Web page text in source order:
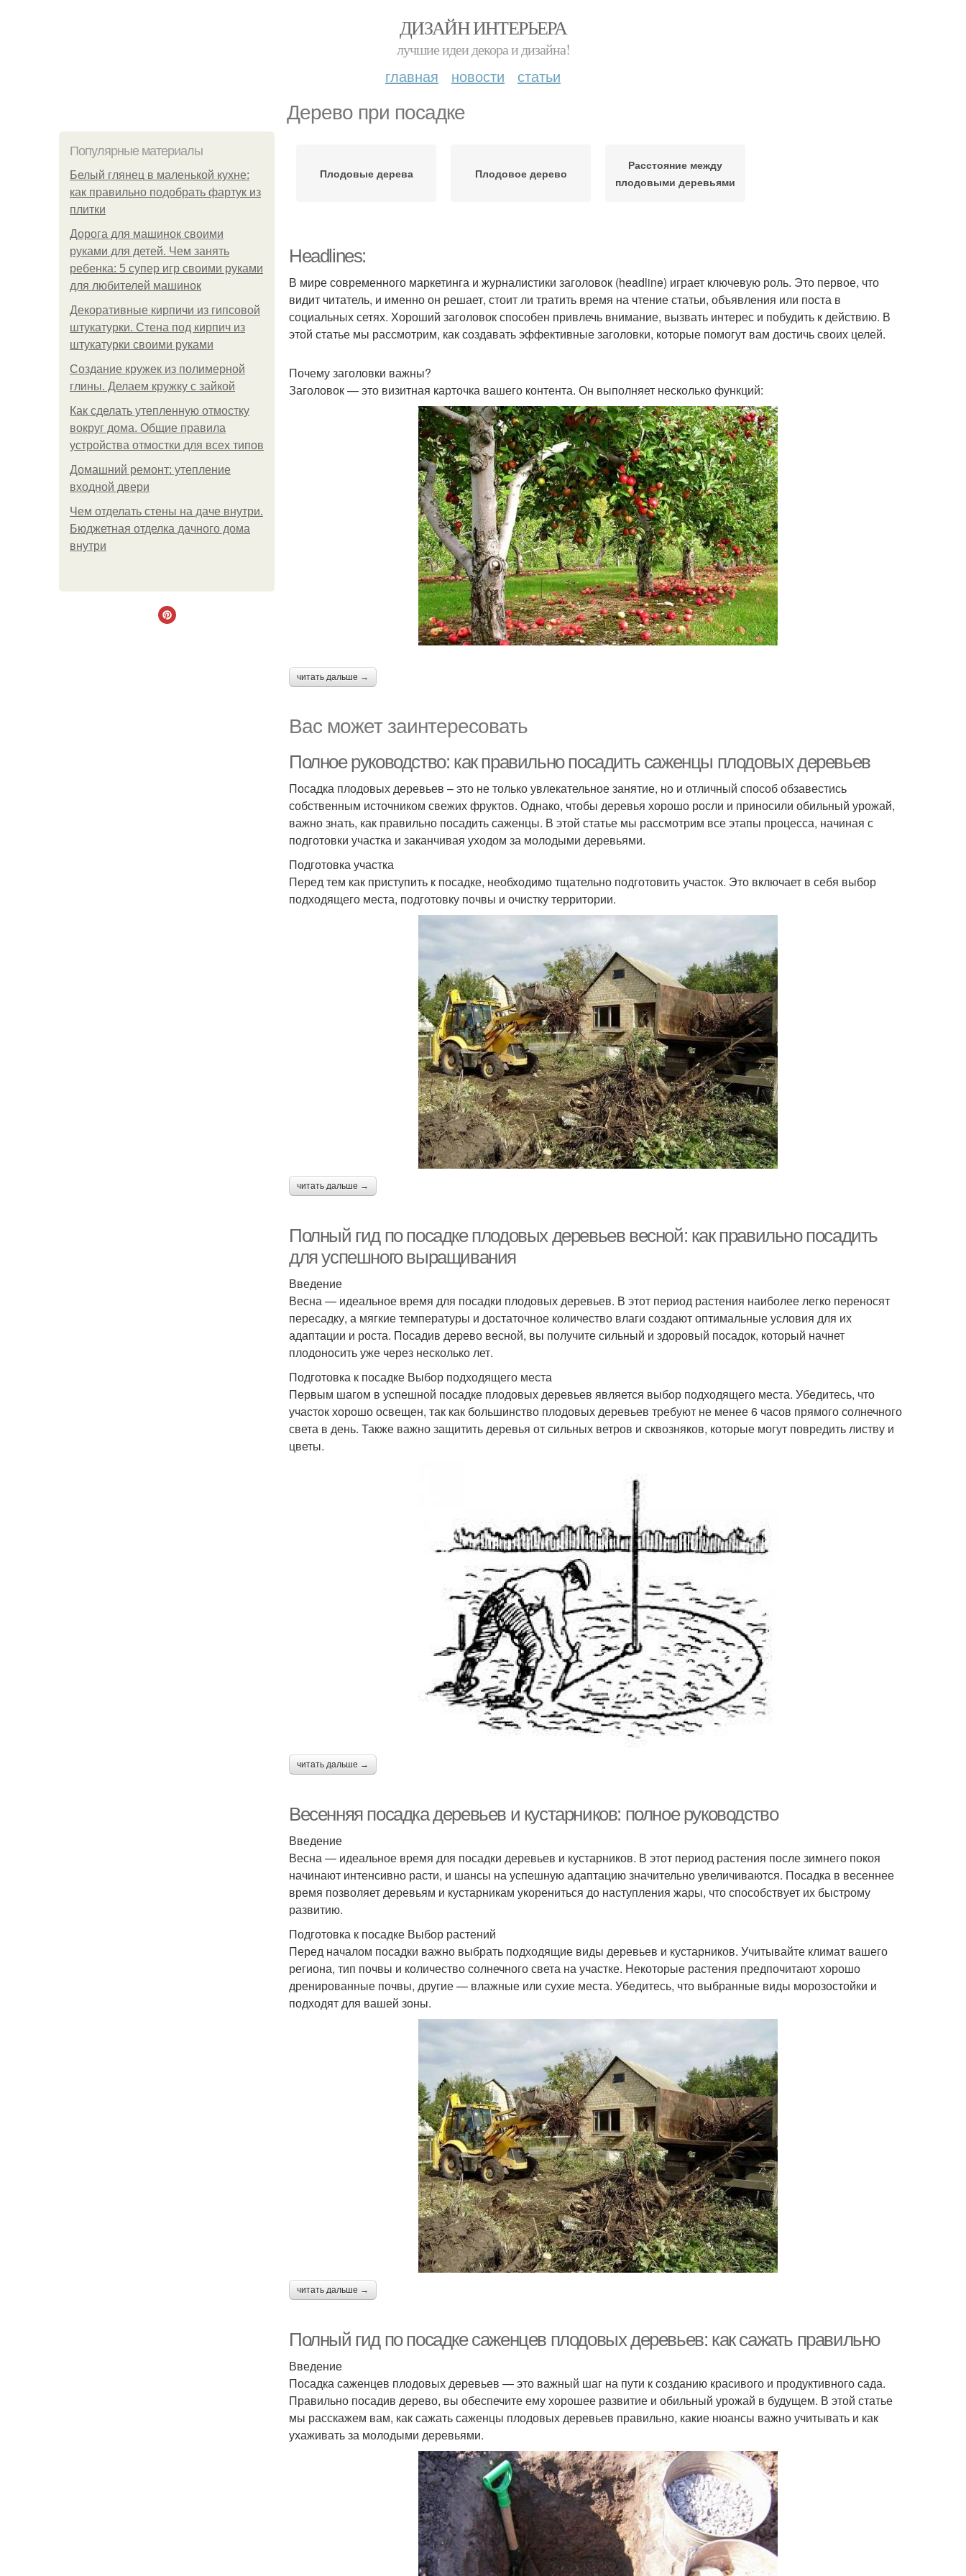
ДИЗАЙН ИНТЕРЬЕРА
лучшие идеи декора и дизайна!
главная новости статьи
Дерево при посадке
Популярные материалы
Белый глянец в маленькой кухне:
как правильно подобрать фартук из
плитки
Дорога для машинок своими
руками для детей. Чем занять
ребенка: 5 супер игр своими руками
для любителей машинок
Декоративные кирпичи из гипсовой
штукатурки. Стена под кирпич из
штукатурки своими руками
Создание кружек из полимерной
глины. Делаем кружку с зайкой
Как сделать утепленную отмостку
вокруг дома. Общие правила
устройства отмостки для всех типов
Домашний ремонт: утепление
входной двери
Чем отделать стены на даче внутри.
Бюджетная отделка дачного дома
внутри
Плодовые дерева Плодовое дерево
Расстояние между
плодовыми деревьями
Headlines:
В мире современного маркетинга и журналистики заголовок (headline) играет ключевую роль. Это первое, что
видит читатель, и именно он решает, стоит ли тратить время на чтение статьи, объявления или поста в
социальных сетях. Хороший заголовок способен привлечь внимание, вызвать интерес и побудить к действию. В
этой статье мы рассмотрим, как создавать эффективные заголовки, которые помогут вам достичь своих целей.
Почему заголовки важны?
Заголовок — это визитная карточка вашего контента. Он выполняет несколько функций:
читать дальше →
Вас может заинтересовать
Полное руководство: как правильно посадить саженцы плодовых деревьев
Посадка плодовых деревьев – это не только увлекательное занятие, но и отличный способ обзавестись
собственным источником свежих фруктов. Однако, чтобы деревья хорошо росли и приносили обильный урожай,
важно знать, как правильно посадить саженцы. В этой статье мы рассмотрим все этапы процесса, начиная с
подготовки участка и заканчивая уходом за молодыми деревьями.
Подготовка участка
Перед тем как приступить к посадке, необходимо тщательно подготовить участок. Это включает в себя выбор
подходящего места, подготовку почвы и очистку территории.
читать дальше →
Полный гид по посадке плодовых деревьев весной: как правильно посадить
для успешного выращивания
Введение
Весна — идеальное время для посадки плодовых деревьев. В этот период растения наиболее легко переносят
пересадку, а мягкие температуры и достаточное количество влаги создают оптимальные условия для их
адаптации и роста. Посадив дерево весной, вы получите сильный и здоровый посадок, который начнет
плодоносить уже через несколько лет.
Подготовка к посадке Выбор подходящего места
Первым шагом в успешной посадке плодовых деревьев является выбор подходящего места. Убедитесь, что
участок хорошо освещен, так как большинство плодовых деревьев требуют не менее 6 часов прямого солнечного
света в день. Также важно защитить деревья от сильных ветров и сквозняков, которые могут повредить листву и
цветы.
читать дальше →
Весенняя посадка деревьев и кустарников: полное руководство
Введение
Весна — идеальное время для посадки деревьев и кустарников. В этот период растения после зимнего покоя
начинают интенсивно расти, и шансы на успешную адаптацию значительно увеличиваются. Посадка в весеннее
время позволяет деревьям и кустарникам укорениться до наступления жары, что способствует их быстрому
развитию.
Подготовка к посадке Выбор растений
Перед началом посадки важно выбрать подходящие виды деревьев и кустарников. Учитывайте климат вашего
региона, тип почвы и количество солнечного света на участке. Некоторые растения предпочитают хорошо
дренированные почвы, другие — влажные или сухие места. Убедитесь, что выбранные виды морозостойки и
подходят для вашей зоны.
читать дальше →
Полный гид по посадке саженцев плодовых деревьев: как сажать правильно
Введение
Посадка саженцев плодовых деревьев — это важный шаг на пути к созданию красивого и продуктивного сада.
Правильно посадив дерево, вы обеспечите ему хорошее развитие и обильный урожай в будущем. В этой статье
мы расскажем вам, как сажать саженцы плодовых деревьев правильно, какие нюансы важно учитывать и как
ухаживать за молодыми деревьями.